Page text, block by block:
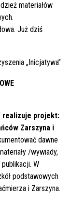
materiałów
Już dziś
„Inicjatywa”
realizuje projekt:
Zarszyna i
dawne
/wywiady,
W
podstawowych
i Zarszyna.